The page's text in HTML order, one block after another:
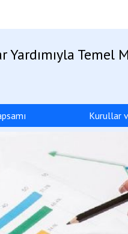
Yardımıyla
Kurullar